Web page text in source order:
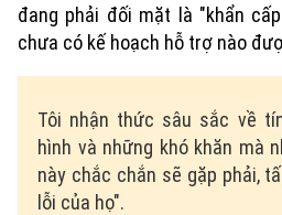
đang phải đối mặt là "khẩn
chưa có kế hoạch hỗ trợ nào
Tôi nhận thức sâu sắc về
hình và những khó khăn mà
này chắc chắn sẽ gặp phải,
lỗi của họ".